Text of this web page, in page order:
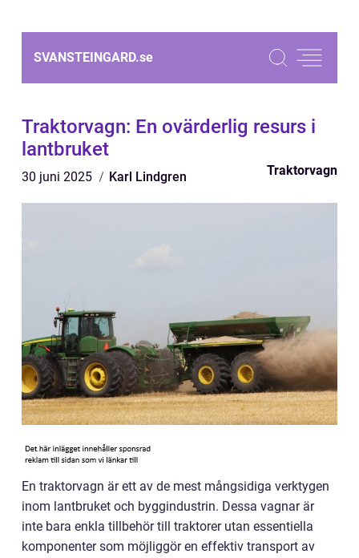
SVANSTEINGARD.se
Traktorvagn: En ovärderlig resurs i
lantbruket
30 juni 2025 Karl Lindgren Traktorvagn
En traktorvagn är ett av de mest mångsidiga verktygen
inom lantbruket och byggindustrin. Dessa vagnar är
inte bara enkla tillbehör till traktorer utan essentiella
komponenter som möjliggör en effektiv transport av